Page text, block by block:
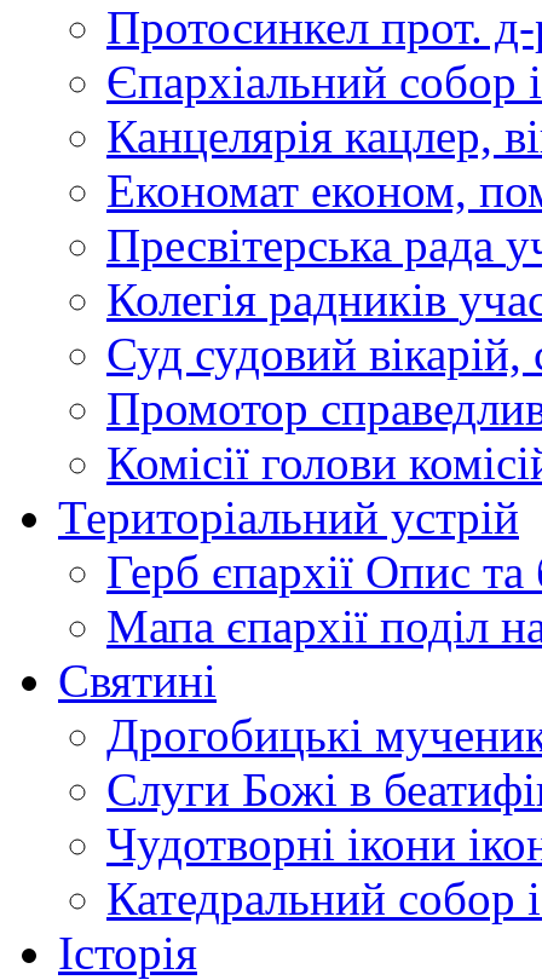
Протосинкел прот.
Єпархіальний собор
Канцелярія кацлер,
Економат економ,
Пресвітерська рада
Колегія радників
Суд судовий вікарій,
Промотор
Комісії голови
Територіальний устрій
Герб єпархії Опис та
Мапа єпархії поділ
Святині
Дрогобицькі
Слуги Божі в
Чудотворні ікони
Катедральний собор
Історія